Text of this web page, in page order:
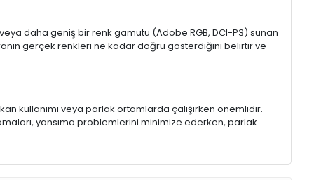
daha geniş bir renk gamutu (Adobe RGB, DCI-P3) sunan
gerçek renkleri ne kadar doğru gösterdiğini belirtir ve
kullanımı veya parlak ortamlarda çalışırken önemlidir.
yansıma problemlerini minimize ederken, parlak